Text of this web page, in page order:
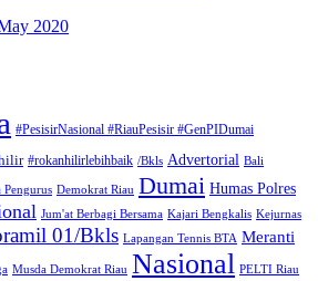
2020
#PesisirNasional #RiauPesisir #GenPIDumai
#rokanhilirlebihbaik /Bkls Advertorial Bali
Pengurus Demokrat Riau Dumai Humas Polres
Jum'at Berbagi Bersama Kajari Bengkalis Kejurnas
01/Bkls Lapangan Tennis BTA Meranti
Musda Demokrat Riau Nasional PELTI Riau